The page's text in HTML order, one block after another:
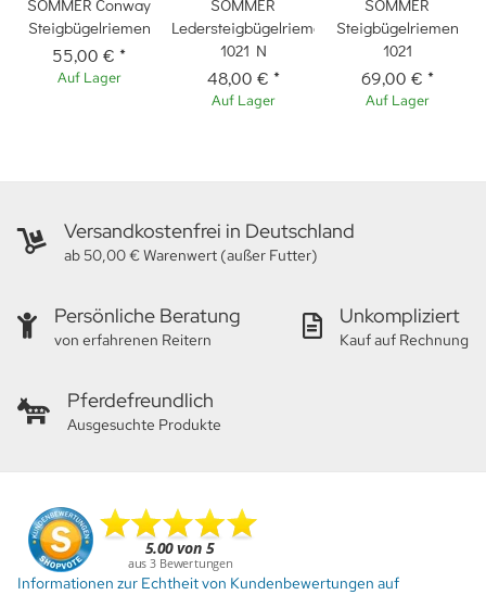
SOMMER Conway
Steigbügelriemen
55,00 € *
Auf Lager
SOMMER
Ledersteigbügelriemen
1021 N
48,00 € *
Auf Lager
SOMMER
Steigbügelriemen
1021
69,00 € *
Auf Lager
Versandkostenfrei in Deutschland
ab 50,00 € Warenwert (außer Futter)
Persönliche Beratung
von erfahrenen Reitern
Unkompliziert
Kauf auf Rechnung
Pferdefreundlich
Ausgesuchte Produkte
Informationen zur Echtheit von Kundenbewertungen auf